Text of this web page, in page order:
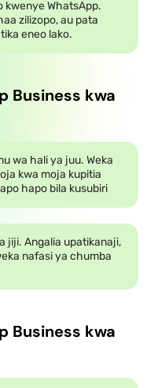
kwenye WhatsApp.
zilizopo, au pata
eneo lako.
Business kwa
wa hali ya juu. Weka
kwa moja kupitia
hapo bila kusubiri
jiji. Angalia upatikanaji,
nafasi ya chumba
Business kwa